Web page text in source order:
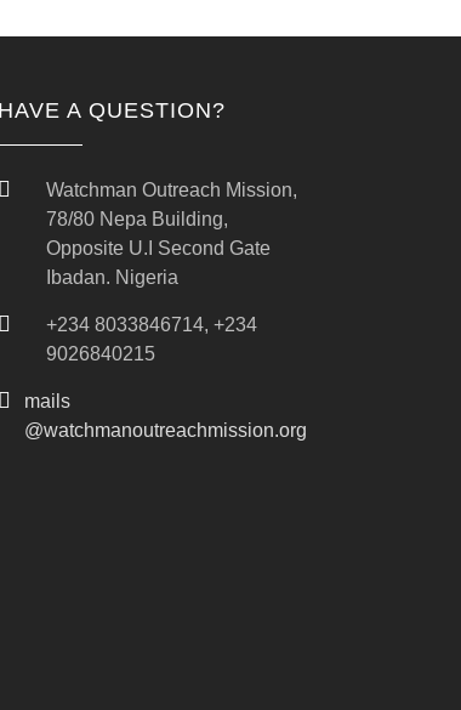
HAVE A QUESTION?
Watchman Outreach Mission,
78/80 Nepa Building,
Opposite U.I Second Gate
Ibadan. Nigeria
+234 8033846714, +234
9026840215
mails
@watchmanoutreachmission.org